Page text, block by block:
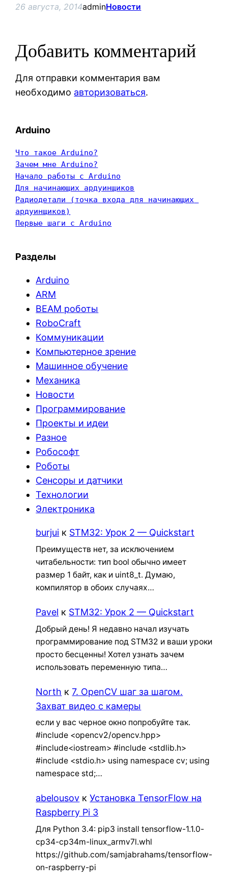
26 августа, 2014adminНовости
Добавить комментарий
Для отправки комментария вам
необходимо авторизоваться.
Arduino
Что такое Arduino?
Зачем мне Arduino?
Начало работы с Arduino
Для начинающих ардуинщиков
Радиодетали (точка входа для начинающих
ардуинщиков)
Первые шаги с Arduino
Разделы
Arduino
ARM
BEAM роботы
RoboCraft
Коммуникации
Компьютерное зрение
Машинное обучение
Механика
Новости
Программирование
Проекты и идеи
Разное
Робософт
Роботы
Сенсоры и датчики
Технологии
Электроника
burjui к STM32: Урок 2 — Quickstart
Преимуществ нет, за исключением
читабельности: тип bool обычно имеет
размер 1 байт, как и uint8_t. Думаю,
компилятор в обоих случаях…
Pavel к STM32: Урок 2 — Quickstart
Добрый день! Я недавно начал изучать
программирование под STM32 и ваши уроки
просто бесценны! Хотел узнать зачем
использовать переменную типа…
North к7. OpenCV шаг за шагом.
Захват видео с камеры
если у вас черное окно попробуйте так.
#include <opencv2/opencv.hpp>
#include<iostream> #include <stdlib.h>
#include <stdio.h> using namespace cv; using
namespace std;…
abelousov кУстановка TensorFlow на
Raspberry Pi 3
Для Python 3.4: pip3 install tensorflow-1.1.0-
cp34-cp34m-linux_armv7l.whl
https://github.com/samjabrahams/tensorflow-
on-raspberry-pi